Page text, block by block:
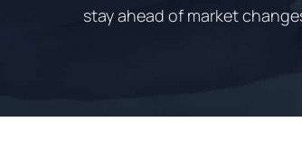
stay ahead of market